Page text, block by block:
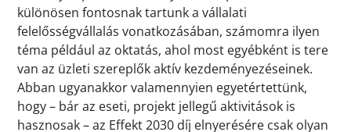
különösen fontosnak tartunk a vállalati
felelősségvállalás vonatkozásában, számomra ilyen
téma például az oktatás, ahol most egyébként is tere
van az üzleti szereplők aktív kezdeményezéseinek.
Abban ugyanakkor valamennyien egyetértettünk,
hogy – bár az eseti, projekt jellegű aktivitások is
hasznosak – az Effekt 2030 díj elnyerésére csak olyan